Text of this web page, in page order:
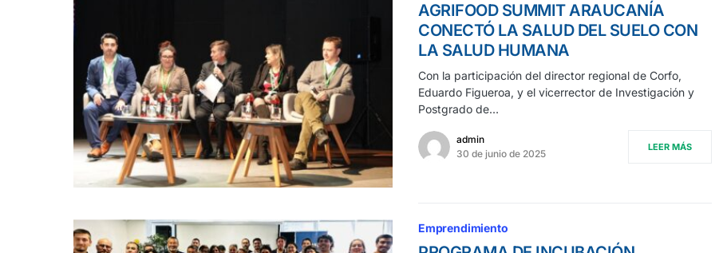
AGRIFOOD SUMMIT ARAUCANÍA
CONECTÓ LA SALUD DEL SUELO CON
LA SALUD HUMANA
Con la participación del director regional de Corfo,
Eduardo Figueroa, y el vicerrector de Investigación y
Postgrado de…
admin
30 de junio de 2025
LEER MÁS
Emprendimiento